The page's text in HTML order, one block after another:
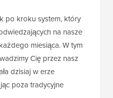
po kroku system, który
na nasze
miesiąca. W tym
Cię przez nasz
dzisiaj w erze
poza tradycyjne